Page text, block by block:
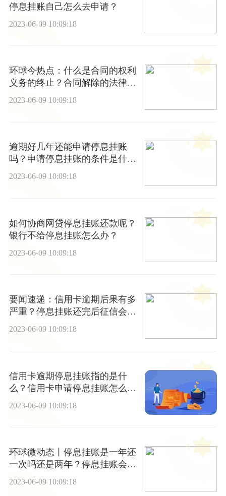
停息挂账自己怎么去申请？
2023-06-09 10:09:18
环球今热点：什么是合同的权利
义务的终止？合同解除的法律特
征有哪些？
2023-06-09 10:09:18
逾期好几年还能申请停息挂账
吗？申请停息挂账的条件是什
么？
2023-06-09 10:09:18
如何协商网贷停息挂账还款呢？
银行不给停息挂账怎么办？
2023-06-09 10:09:18
要闻速递：信用卡逾期后果有多
严重？停息挂账还完后征信会消
除吗？
2023-06-09 10:09:18
信用卡逾期停息挂账指的是什
么？信用卡申请停息挂账怎么
2023-06-09 10:09:18
环球微动态丨停息挂账是一年还
一次吗还是两年？停息挂账会跟
2023-06-09 10:09:18